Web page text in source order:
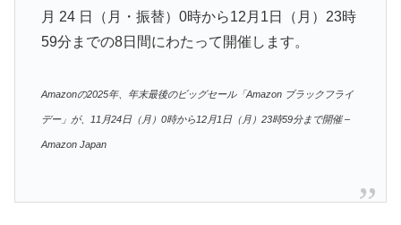
月 24 日（月・振替）0時から12月1日（月）23時
59分までの8日間にわたって開催します。
Amazonの2025年、年末最後のビッグセール「Amazon ブラックフライ
デー」が、11月24日（月）0時から12月1日（月）23時59分まで開催 –
Amazon Japan